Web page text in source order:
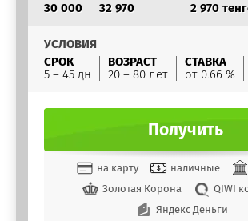
30 000
32 970
2 970
УСЛОВИЯ
СРОК
5 – 45 дн
ВОЗРАСТ
20 – 80 лет
СТАВКА
от 0.66 %
Получить
на карту наличные
Золотая Корона
QIWI
Яндекс Деньги